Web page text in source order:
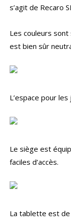
s’agit de Recaro
Les couleurs sont
est bien sûr
L’espace pour
Le siège est
faciles d’accès.
La tablette est de